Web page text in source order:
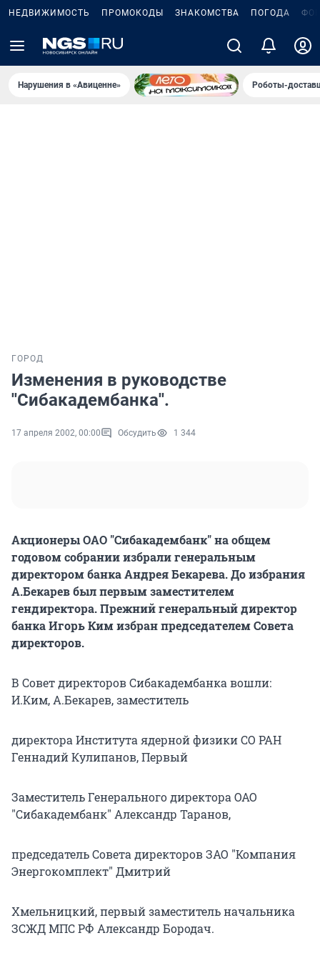
НЕДВИЖИМОСТЬ ПРОМОКОДЫ ЗНАКОМСТВА ПОГОДА
Нарушения в «Авиценне» Роботы-
ГОРОД
Изменения в руководстве
''Сибакадембанка''.
17 апреля 2002, 00:00 Обсудить 1 344
Акционеры ОАО "Сибакадембанк" на общем
годовом собрании избрали генеральным
директором банка Андрея Бекарева. До избрания
А.Бекарев был первым заместителем
гендиректора. Прежний генеральный директор
банка Игорь Ким избран председателем Совета
директоров.
В Совет директоров Сибакадембанка вошли:
И.Ким, А.Бекарев, заместитель
директора Института ядерной физики СО РАН
Геннадий Кулипанов, Первый
Заместитель Генерального директора ОАО
"Сибакадембанк" Александр Таранов,
председатель Совета директоров ЗАО "Компания
Энергокомплект" Дмитрий
Хмельницкий, первый заместитель начальника
ЗСЖД МПС РФ Александр Бородач.